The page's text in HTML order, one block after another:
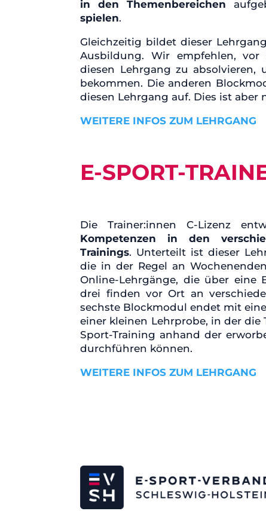
in den Themenbereichen
spielen.
Gleichzeitig bildet dieser
Ausbildung. Wir empfehlen,
diesen Lehrgang zu absolvieren,
bekommen. Die anderen
diesen Lehrgang auf. Dies ist aber
WEITERE INFOS ZUM LEHRGANG
E-SPORT-
Die Trainer:innen C-Lizenz
Kompetenzen in den
Trainings. Unterteilt ist dieser
die in der Regel an
Online-Lehrgänge, die über eine
drei finden vor Ort an
sechste Blockmodul endet mit
einer kleinen Lehrprobe, in der die
Sport-Training anhand der
durchführen können.
WEITERE INFOS ZUM LEHRGANG